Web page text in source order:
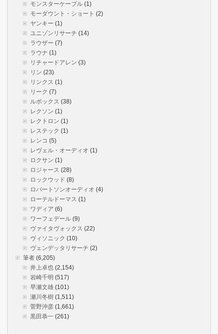
モンスターケーブル (1)
モーダウント・ショート (2)
ヤンキー (1)
ユニゾンリサーチ (14)
ラウザー (7)
ラウナ (1)
リチャードアレン (3)
リン (23)
リンクス (1)
リーク (7)
ルボックス (38)
レクソン (1)
レクトロン (1)
レステック (1)
レンコ (5)
レヴェル・オーディオ (1)
ロクサン (1)
ロジャース (28)
ロックウッド (8)
ロバートソンオーディオ (4)
ローテルドーマス (1)
ワディア (6)
ワーフェデール (9)
ヴァイタヴォックス (22)
ヴィソニック (10)
ヴェンデッタリサーチ (2)
筆者 (6,205)
井上卓也 (2,154)
岩崎千明 (517)
早瀬文雄 (101)
瀬川冬樹 (1,511)
菅野沖彦 (1,661)
黒田恭一 (261)